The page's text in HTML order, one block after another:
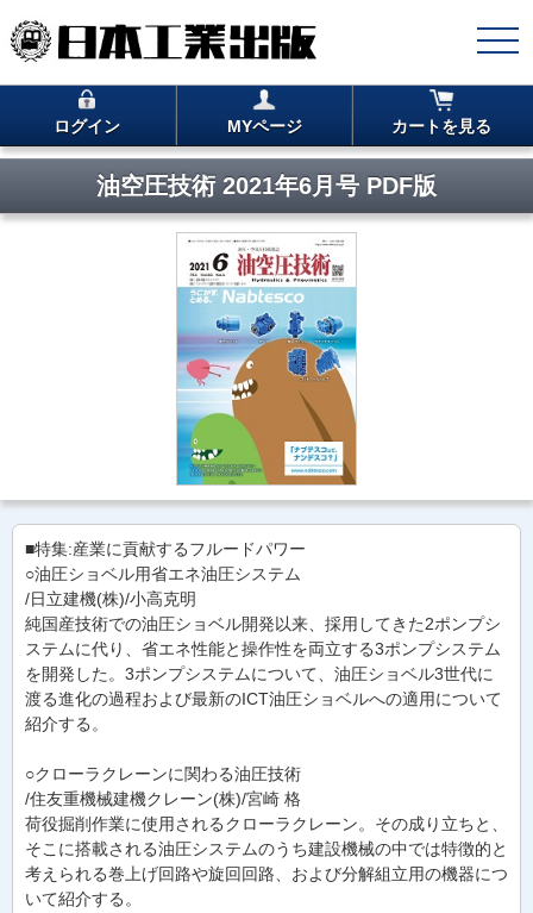
ログイン MYページ カートを見る
油空圧技術 2021年6月号 PDF版
■特集:産業に貢献するフルードパワー
○油圧ショベル用省エネ油圧システム
/日立建機(株)/小高克明
純国産技術での油圧ショベル開発以来、採用してきた2ポンプシ
ステムに代り、省エネ性能と操作性を両立する3ポンプシステム
を開発した。3ポンプシステムについて、油圧ショベル3世代に
渡る進化の過程および最新のICT油圧ショベルへの適用について
紹介する。
○クローラクレーンに関わる油圧技術
/住友重機械建機クレーン(株)/宮崎 格
荷役掘削作業に使用されるクローラクレーン。その成り立ちと、
そこに搭載される油圧システムのうち建設機械の中では特徴的と
考えられる巻上げ回路や旋回回路、および分解組立用の機器につ
いて紹介する。